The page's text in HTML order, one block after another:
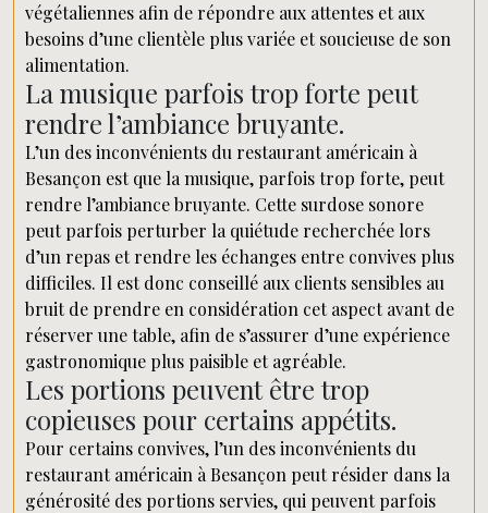
végétaliennes afin de répondre aux attentes et aux
besoins d’une clientèle plus variée et soucieuse de son
alimentation.
La musique parfois trop forte peut
rendre l’ambiance bruyante.
L’un des inconvénients du restaurant américain à
Besançon est que la musique, parfois trop forte, peut
rendre l’ambiance bruyante. Cette surdose sonore
peut parfois perturber la quiétude recherchée lors
d’un repas et rendre les échanges entre convives plus
difficiles. Il est donc conseillé aux clients sensibles au
bruit de prendre en considération cet aspect avant de
réserver une table, afin de s’assurer d’une expérience
gastronomique plus paisible et agréable.
Les portions peuvent être trop
copieuses pour certains appétits.
Pour certains convives, l’un des inconvénients du
restaurant américain à Besançon peut résider dans la
générosité des portions servies, qui peuvent parfois